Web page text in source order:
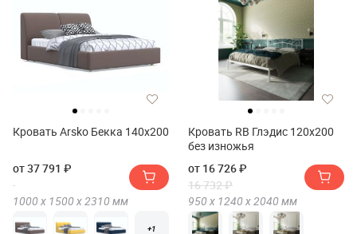
Кровать Arsko Бекка 140x200
от 37 791 ₽
1000 х 1500 х2310 мм
+1
Кровать RB Глэдис 120х200
без изножья
от 16 726 ₽
16 732 ₽
950 х 1240 х2040 мм